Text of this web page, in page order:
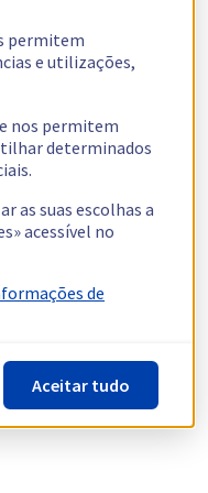
permitem
e utilizações,
nos permitem
determinados
as suas escolhas a
acessível no
de
Aceitar tudo